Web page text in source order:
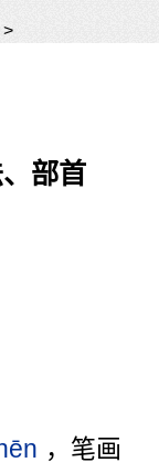
>
部首
，笔画